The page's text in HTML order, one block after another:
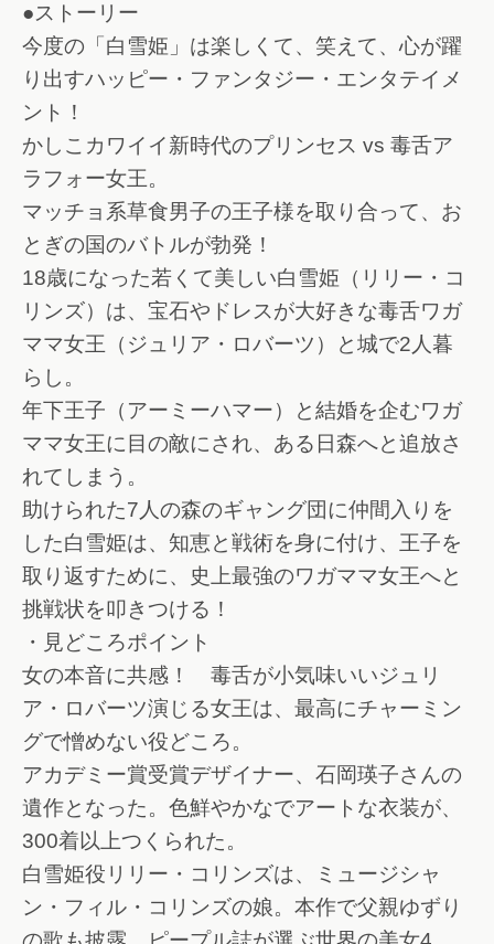
●ストーリー
今度の「白雪姫」は楽しくて、笑えて、心が躍
り出すハッピー・ファンタジー・エンタテイメ
ント！
かしこカワイイ新時代のプリンセス vs 毒舌ア
ラフォー女王。
マッチョ系草食男子の王子様を取り合って、お
とぎの国のバトルが勃発！
18歳になった若くて美しい白雪姫（リリー・コ
リンズ）は、宝石やドレスが大好きな毒舌ワガ
ママ女王（ジュリア・ロバーツ）と城で2人暮
らし。
年下王子（アーミーハマー）と結婚を企むワガ
ママ女王に目の敵にされ、ある日森へと追放さ
れてしまう。
助けられた7人の森のギャング団に仲間入りを
した白雪姫は、知恵と戦術を身に付け、王子を
取り返すために、史上最強のワガママ女王へと
挑戦状を叩きつける！
・見どころポイント
女の本音に共感！ 毒舌が小気味いいジュリ
ア・ロバーツ演じる女王は、最高にチャーミン
グで憎めない役どころ。
アカデミー賞受賞デザイナー、石岡瑛子さんの
遺作となった。色鮮やかなでアートな衣装が、
300着以上つくられた。
白雪姫役リリー・コリンズは、ミュージシャ
ン・フィル・コリンズの娘。本作で父親ゆずり